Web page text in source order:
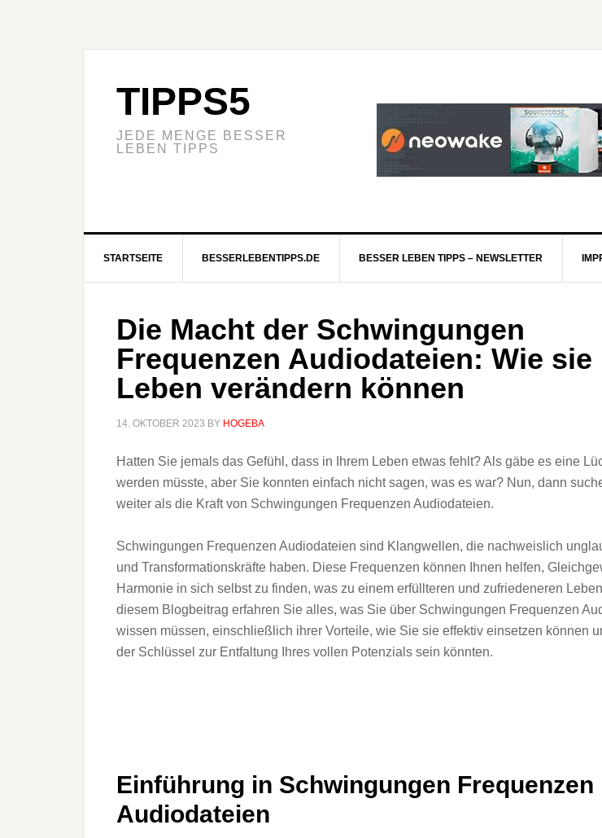
TIPPS5
JEDE MENGE BESSER
LEBEN TIPPS
STARTSEITE BESSERLEBENTIPPS.DE BESSER LEBEN TIPPS – NEWSLETTER
Die Macht der Schwingungen
Frequenzen Audiodateien: Wie sie
Leben verändern können
14. OKTOBER 2023 BY HOGEBA
Hatten Sie jemals das Gefühl, dass in Ihrem Leben etwas fehlt? Als gäbe es eine
werden müsste, aber Sie konnten einfach nicht sagen, was es war? Nun, dann
weiter als die Kraft von Schwingungen Frequenzen Audiodateien.
Schwingungen Frequenzen Audiodateien sind Klangwellen, die nachweislich
und Transformationskräfte haben. Diese Frequenzen können Ihnen helfen,
Harmonie in sich selbst zu finden, was zu einem erfüllteren und zufriedeneren
diesem Blogbeitrag erfahren Sie alles, was Sie über Schwingungen Frequenzen
wissen müssen, einschließlich ihrer Vorteile, wie Sie sie effektiv einsetzen können
der Schlüssel zur Entfaltung Ihres vollen Potenzials sein könnten.
Einführung in Schwingungen Frequenzen
Audiodateien